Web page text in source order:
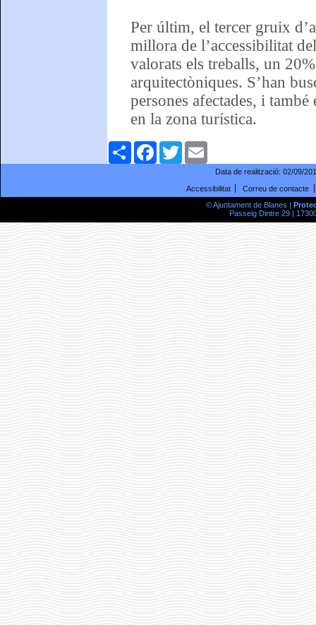
Per últim, el tercer gruix
millora de l’accessibilitat
valorats els treballs, un
arquitectòniques. S’han
persones afectades, i
en la zona turística.
ComparteixFacebookTwitter
Data de realització: 02/09/
Accessibilitat
Correu de contacte
© Ajuntament de Blanes |
Passeig Dintre 29 |